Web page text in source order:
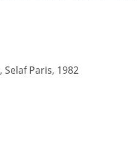
Paris, 1982